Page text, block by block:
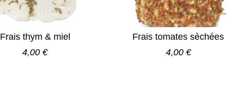
Frais thym & miel
4,00 €
Frais tomates sèchées
4,00 €